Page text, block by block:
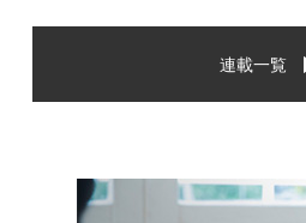
の気持ちを込めて贈るものだ
いし、たくさん使ってもらえ
るものをプレゼントしたい。
た
ん
た
連載一覧